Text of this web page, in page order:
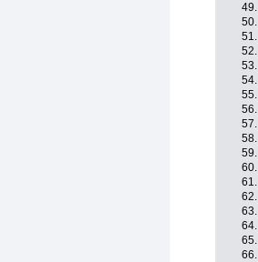
49.
50.
51.
52.
53.
54.
55.
56.
57.
58.
59.
60.
61.
62.
63.
64.
65.
66.